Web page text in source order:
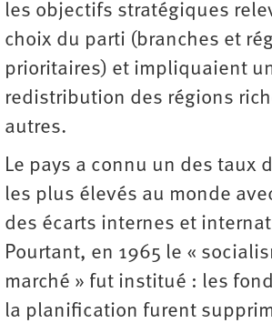
les objectifs stratégiques
choix du parti (branches et
prioritaires) et impliquaient
redistribution des régions
autres.
Le pays a connu un des taux
les plus élevés au monde
des écarts internes et
Pourtant, en 1965 le «
marché » fut institué : les
la planification furent